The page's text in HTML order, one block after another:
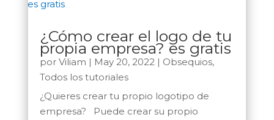
¿Cómo crear el logo de tu
propia empresa? es gratis
por Viliam | May 20, 2022| Obsequios,
Todos los tutoriales
¿Quieres crear tu propio logotipo de
empresa? Puede crear su propio